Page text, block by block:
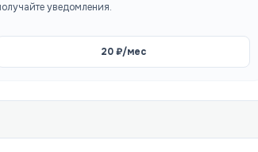
уведомления.
20₽/мес